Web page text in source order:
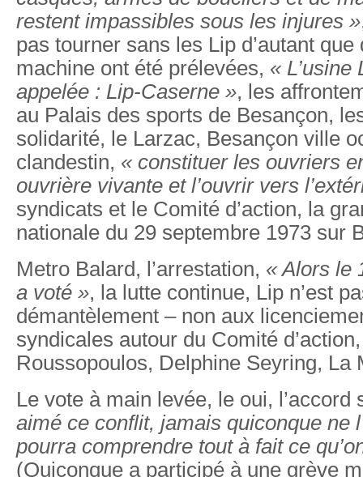
restent impassibles sous les injures »
pas tourner sans les Lip d’autant
machine ont été prélevées, «
appelée : Lip-Caserne », les
au Palais des sports de Besançon,
solidarité, le Larzac, Besançon ville
clandestin, « constituer les ouvriers
ouvrière vivante et l’ouvrir vers
syndicats et le Comité d’action, la
nationale du 29 septembre 1973 sur
Metro Balard, l’arrestation, « Alors le
a voté », la lutte continue, Lip n’est
démantèlement – non aux
syndicales autour du Comité
Roussopoulos, Delphine Seyring,
Le vote à main levée, le oui,
aimé ce conflit, jamais quiconque ne
pourra comprendre tout à fait ce
(Quiconque a participé à une grève